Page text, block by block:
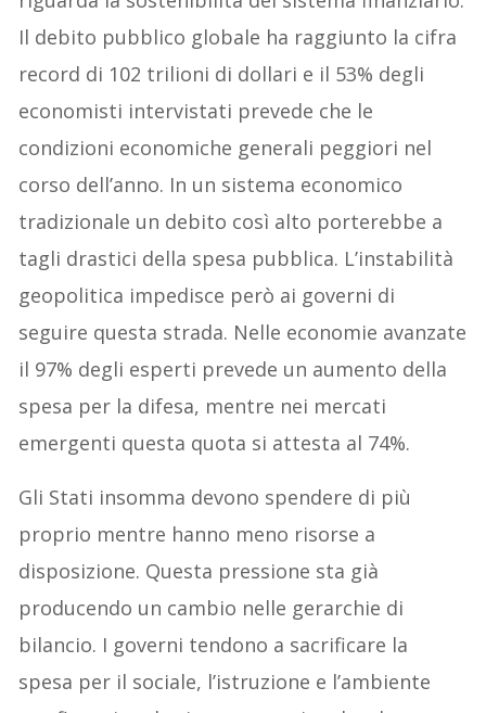
Il debito pubblico globale ha raggiunto la cifra
record di 102 trilioni di dollari e il 53% degli
economisti intervistati prevede che le
condizioni economiche generali peggiori nel
corso dell’anno. In un sistema economico
tradizionale un debito così alto porterebbe a
tagli drastici della spesa pubblica. L’instabilità
geopolitica impedisce però ai governi di
seguire questa strada. Nelle economie avanzate
il 97% degli esperti prevede un aumento della
spesa per la difesa, mentre nei mercati
emergenti questa quota si attesta al 74%.
Gli Stati insomma devono spendere di più
proprio mentre hanno meno risorse a
disposizione. Questa pressione sta già
producendo un cambio nelle gerarchie di
bilancio. I governi tendono a sacrificare la
spesa per il sociale, l’istruzione e l’ambiente